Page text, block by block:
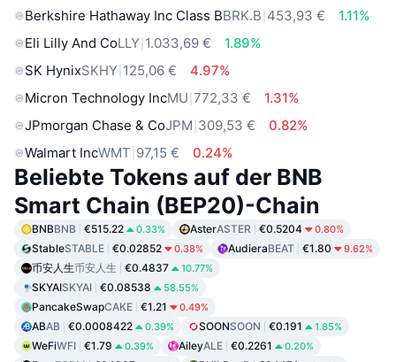
Berkshire Hathaway Inc Class BBRK.B 453,93 €
1.11%
Eli Lilly And CoLLY 1.033,69 €
1.89%
SK HynixSKHY 125,06 €
4.97%
Micron Technology IncMU 772,33 €
1.31%
JPmorgan Chase & CoJPM 309,53 €
0.82%
Walmart IncWMT 97,15 € 0.24%
Beliebte Tokens auf der BNB
Smart Chain (BEP20)-Chain
BNBBNB €515.22 0.33% AsterASTER €0.5204 0.80%
StableSTABLE €0.02852 0.38% AudieraBEAT €1.80 9.62%
币安人生币安人生 €0.4837 10.77%
SKYAISKYAI €0.08538 58.55%
PancakeSwapCAKE €1.21 0.49%
ABAB €0.0008422 0.39% SOONSOON €0.191 1.85%
WeFiWFI €1.79 0.39% AileyALE €0.2261 0.20%